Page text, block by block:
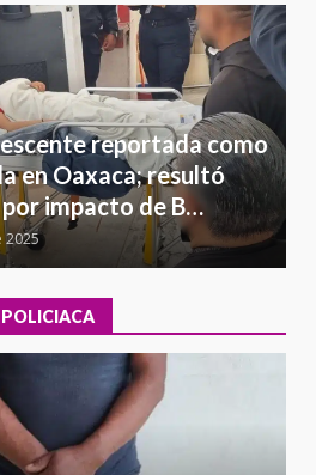
reportada como
en Oaxaca; resultó
impacto de B…
2025
POLICIACA